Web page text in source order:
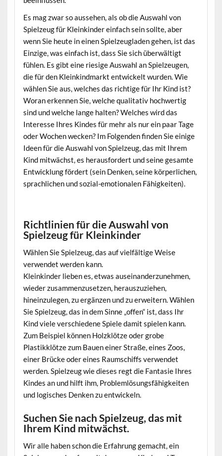
Es mag zwar so aussehen, als ob die Auswahl von
Spielzeug für Kleinkinder einfach sein sollte, aber
wenn Sie heute in einen Spielzeugladen gehen, ist das
Einzige, was einfach ist, dass Sie sich überwältigt
fühlen. Es gibt eine riesige Auswahl an Spielzeugen,
die für den Kleinkindmarkt entwickelt wurden. Wie
wählen Sie aus, welches das richtige für Ihr Kind ist?
Woran erkennen Sie, welche qualitativ hochwertig
sind und welche lange halten? Welches wird das
Interesse Ihres Kindes für mehr als nur ein paar Tage
oder Wochen wecken? Im Folgenden finden Sie einige
Ideen für die Auswahl von Spielzeug, das mit Ihrem
Kind mitwächst, es herausfordert und seine gesamte
Entwicklung fördert (sein Denken, seine körperlichen,
sprachlichen und sozial-emotionalen Fähigkeiten).
Richtlinien für die Auswahl von
Spielzeug für Kleinkinder
Wählen Sie Spielzeug, das auf vielfältige Weise
verwendet werden kann.
Kleinkinder lieben es, etwas auseinanderzunehmen,
wieder zusammenzusetzen, herauszuziehen,
hineinzulegen, zu ergänzen und zu erweitern. Wählen
Sie Spielzeug, das in dem Sinne „offen“ ist, dass Ihr
Kind viele verschiedene Spiele damit spielen kann.
Zum Beispiel können Holzklötze oder grobe
Plastikklötze zum Bauen einer Straße, eines Zoos,
einer Brücke oder eines Raumschiffs verwendet
werden. Spielzeug wie dieses regt die Fantasie Ihres
Kindes an und hilft ihm, Problemlösungsfähigkeiten
und logisches Denken zu entwickeln.
Suchen Sie nach Spielzeug, das mit
Ihrem Kind mitwächst.
Wir alle haben schon die Erfahrung gemacht, ein